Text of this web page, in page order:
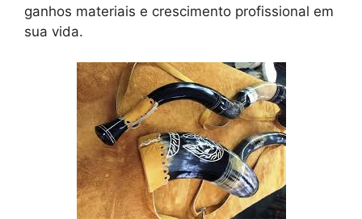
ganhos materiais e crescimento profissional em
sua vida.